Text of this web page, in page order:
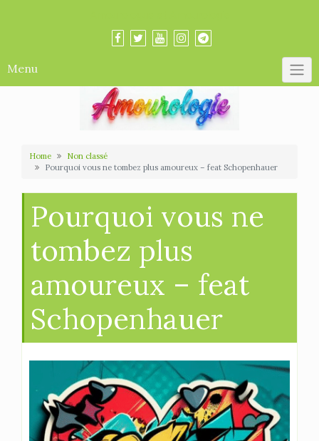
Menu
Home
Non classé
Pourquoi vous ne tombez plus amoureux – feat Schopenhauer
Pourquoi vous ne
tombez plus
amoureux – feat
Schopenhauer